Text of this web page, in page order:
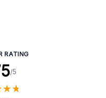
RATING
/5
★★
★★